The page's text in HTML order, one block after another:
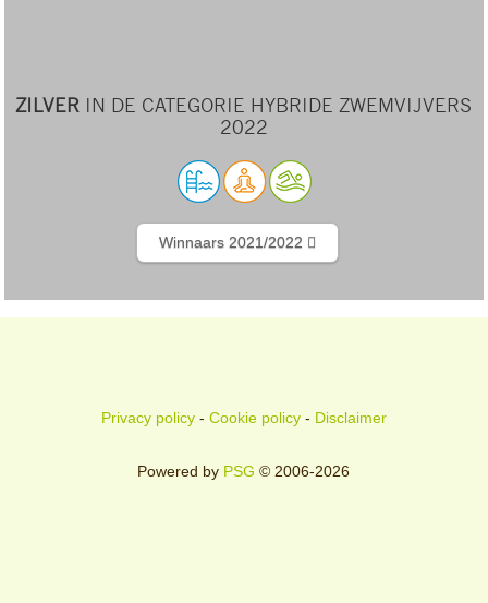
ZILVER IN DE CATEGORIE HYBRIDE ZWEMVIJVERS
2022
Winnaars 2021/2022
Privacy policy- Cookie policy- Disclaimer
Powered by PSG © 2006-2026